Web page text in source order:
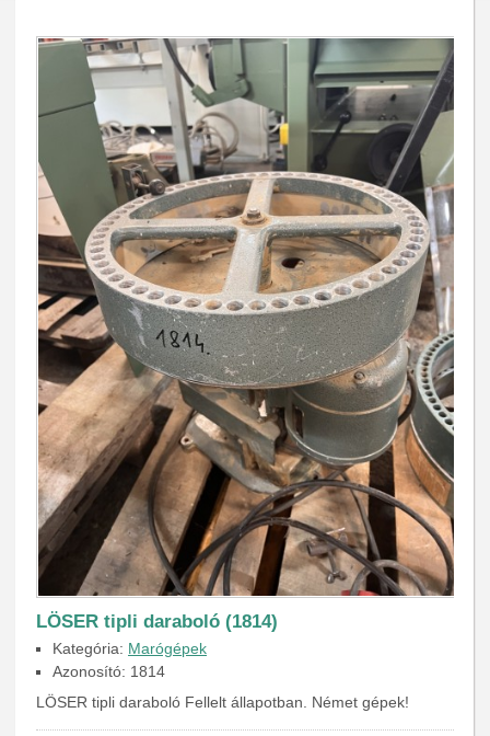
LÖSER tipli daraboló (1814)
Kategória: Marógépek
Azonosító: 1814
LÖSER tipli daraboló Fellelt állapotban. Német gépek!